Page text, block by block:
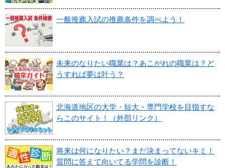
一般推薦入試の推薦条件を調べよう！
未来のなりたい職業は？あこがれの職業は？ど
うすれば夢は叶う？
北海道地区の大学・短大・専門学校を目指すな
らこのサイト！（外部リンク）
将来は何になりたい？まだ決まってないキミ！
質問に答えて向いてる学問を診断！